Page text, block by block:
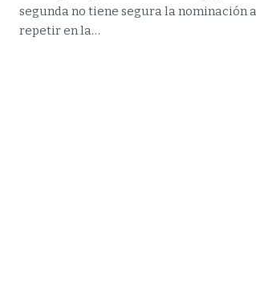
segunda no tiene segura la nominación a
repetir en la…